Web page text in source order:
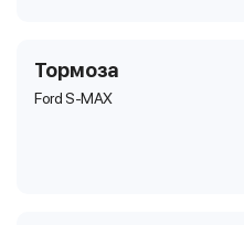
Тормоза
Ford S-MAX